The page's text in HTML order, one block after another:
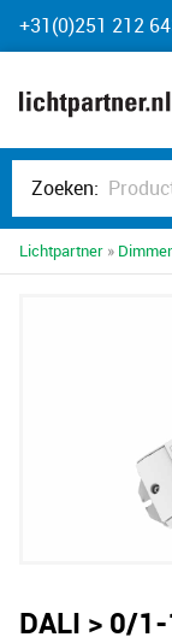
Skip
to
+31(0)251 212
Zoeken:
Lichtpartner »
DALI > 0/